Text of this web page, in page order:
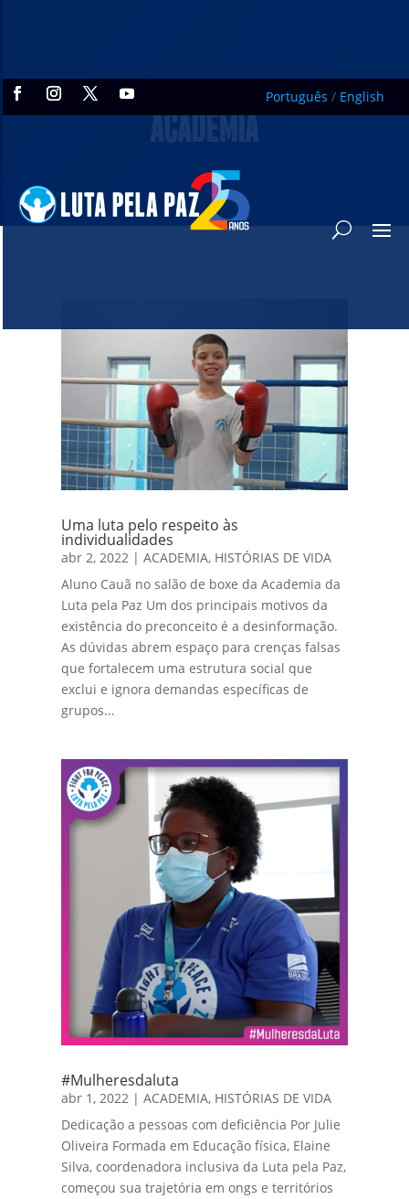
Português / English
Uma luta pelo respeito às
individualidades
abr 2, 2022 |ACADEMIA, HISTÓRIAS DE VIDA
Aluno Cauã no salão de boxe da Academia da
Luta pela Paz Um dos principais motivos da
existência do preconceito é a desinformação.
As dúvidas abrem espaço para crenças falsas
que fortalecem uma estrutura social que
exclui e ignora demandas específicas de
grupos...
#Mulheresdaluta
abr 1, 2022 |ACADEMIA, HISTÓRIAS DE VIDA
Dedicação a pessoas com deficiência Por Julie
Oliveira Formada em Educação física, Elaine
Silva, coordenadora inclusiva da Luta pela Paz,
começou sua trajetória em ongs e territórios